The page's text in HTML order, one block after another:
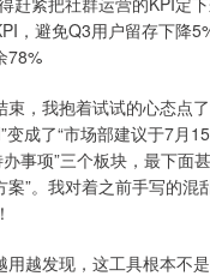
，避免Q3用户留存下降
78%
束，我抱着试试的心态点
变成了“市场部建议于7月
办事项”三个板块，最下
案”。我对着之前手写的
用越发现，这工具根本不